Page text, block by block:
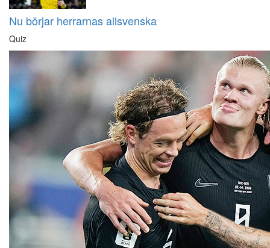
Nu börjar herrarnas allsvenska
Quiz